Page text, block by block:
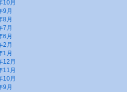
10月
9月
8月
7月
6月
2月
1月
12月
11月
10月
9月